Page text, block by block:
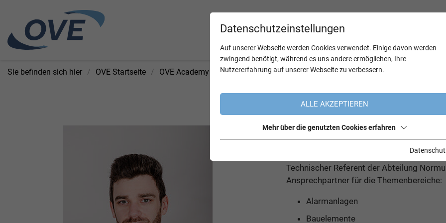
Sie befinden sich hier OVE Startseite OVE Academy Seminare Referent:innen Hranek Andreas
Andreas Hranek
Technischer Referent der Abteilung
Ansprechpartner für die Themenbereiche:
Alarmanlagen
Bauelemente
Datenschutzeinstellungen
Auf unserer Webseite werden Cookies verwendet. Einige davon werden
zwingend benötigt, während es uns andere ermöglichen, Ihre
Nutzererfahrung auf unserer Webseite zu verbessern.
ALLE AKZEPTIEREN
Mehr über die genutzten Cookies erfahren